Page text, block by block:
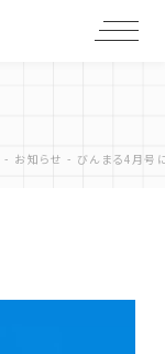
- お知らせ - びんまる4月号